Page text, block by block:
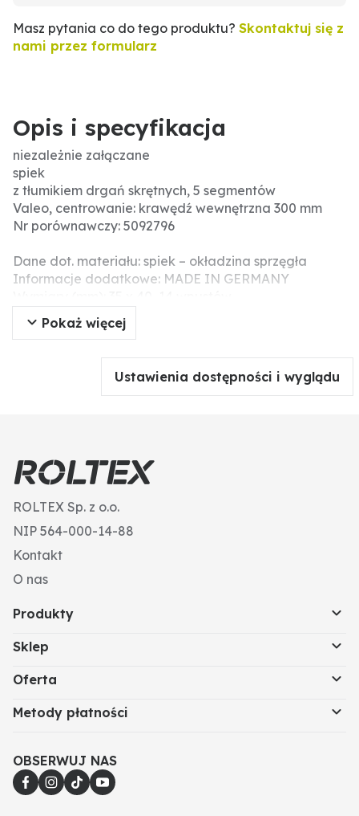
Masz pytania co do tego produktu? Skontaktuj się z
nami przez formularz
Opis i specyfikacja
niezależnie załączane
spiek
z tłumikiem drgań skrętnych, 5 segmentów
Valeo, centrowanie: krawędź wewnętrzna 300 mm
Nr porównawczy: 5092796
Dane dot. materiału: spiek – okładzina sprzęgła
Informacje dodatkowe: MADE IN GERMANY
Pokaż więcej
Ustawienia dostępności i wyglądu
ROLTEX Sp. z o.o.
NIP 564-000-14-88
Kontakt
O nas
Produkty
Sklep
Oferta
Metody płatności
OBSERWUJ NAS